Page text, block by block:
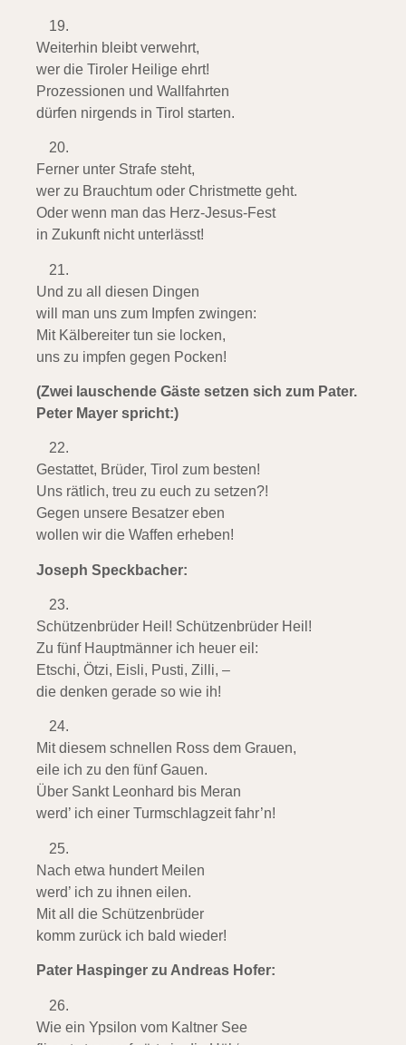
Weiterhin bleibt verwehrt,
wer die Tiroler Heilige ehrt!
Prozessionen und Wallfahrten
dürfen nirgends in Tirol starten.
Ferner unter Strafe steht,
wer zu Brauchtum oder Christmette geht.
Oder wenn man das Herz-Jesus-Fest
in Zukunft nicht unterlässt!
Und zu all diesen Dingen
will man uns zum Impfen zwingen:
Mit Kälbereiter tun sie locken,
uns zu impfen gegen Pocken!
(Zwei lauschende Gäste setzen sich zum Pater.
Peter Mayer spricht:)
Gestattet, Brüder, Tirol zum besten!
Uns rätlich, treu zu euch zu setzen?!
Gegen unsere Besatzer eben
wollen wir die Waffen erheben!
Joseph Speckbacher:
Schützenbrüder Heil! Schützenbrüder Heil!
Zu fünf Hauptmänner ich heuer eil:
Etschi, Ötzi, Eisli, Pusti, Zilli, –
die denken gerade so wie ih!
Mit diesem schnellen Ross dem Grauen,
eile ich zu den fünf Gauen.
Über Sankt Leonhard bis Meran
werd’ ich einer Turmschlagzeit fahr’n!
Nach etwa hundert Meilen
werd’ ich zu ihnen eilen.
Mit all die Schützenbrüder
komm zurück ich bald wieder!
Pater Haspinger zu Andreas Hofer:
Wie ein Ypsilon vom Kaltner See